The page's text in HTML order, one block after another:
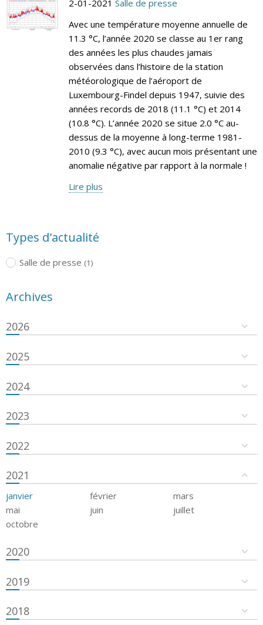
2-01-2021 Salle de presse
Avec une température moyenne annuelle de
11.3 °C, l’année 2020 se classe au 1er rang
des années les plus chaudes jamais
observées dans l’histoire de la station
météorologique de l’aéroport de
Luxembourg-Findel depuis 1947, suivie des
années records de 2018 (11.1 °C) et 2014
(10.8 °C). L’année 2020 se situe 2.0 °C au-
dessus de la moyenne à long-terme 1981-
2010 (9.3 °C), avec aucun mois présentant une
anomalie négative par rapport à la normale !
Lire plus
Types d'actualité
Salle de presse (1)
Archives
2026
2025
2024
2023
2022
2021
janvier février
mars
mai
juin
juillet
octobre
2020
2019
2018